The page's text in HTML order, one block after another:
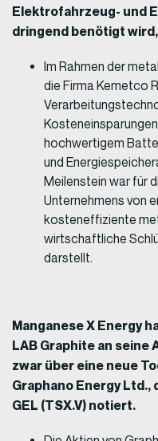
Elektrofahrzeug- und
dringend benötigt
Im Rahmen der
die Firma Kemetco
hochwertigem
und
Meilenstein war für
Unternehmens von
kosteneffiziente
wirtschaftliche
darstellt.
Manganese X Energy
LAB Graphite an
zwar über eine neue
Graphano Energy
GEL (TSX.V) notiert.